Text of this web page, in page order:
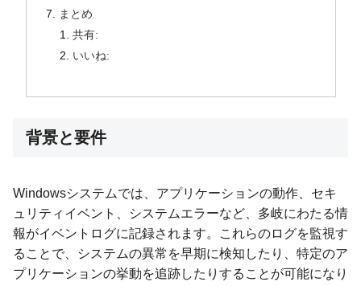
まとめ
共有:
いいね:
背景と要件
Windowsシステムでは、アプリケーションの動作、セキ
ュリティイベント、システムエラーなど、多岐にわたる情
報がイベントログに記録されます。これらのログを監視す
ることで、システムの異常を早期に検知したり、特定のア
プリケーションの挙動を追跡したりすることが可能になり